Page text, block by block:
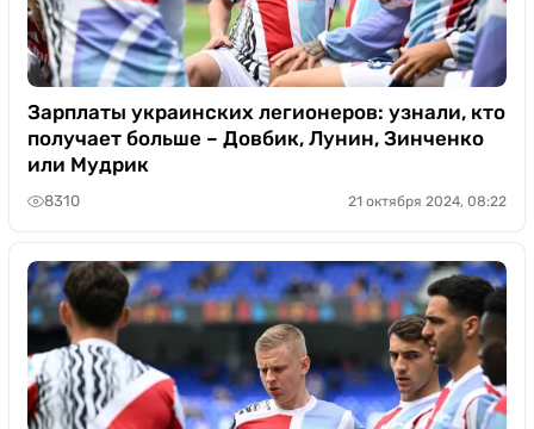
Зарплаты украинских легионеров: узнали, кто
получает больше – Довбик, Лунин, Зинченко
или Мудрик
8310 21 октября 2024, 08:22